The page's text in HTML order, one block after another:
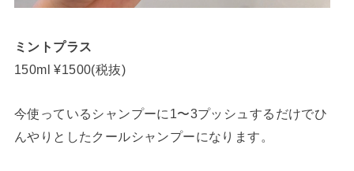
ミントプラス
150ml ¥1500(税抜)
今使っているシャンプーに1〜3プッシュするだけでひ
んやりとしたクールシャンプーになります。